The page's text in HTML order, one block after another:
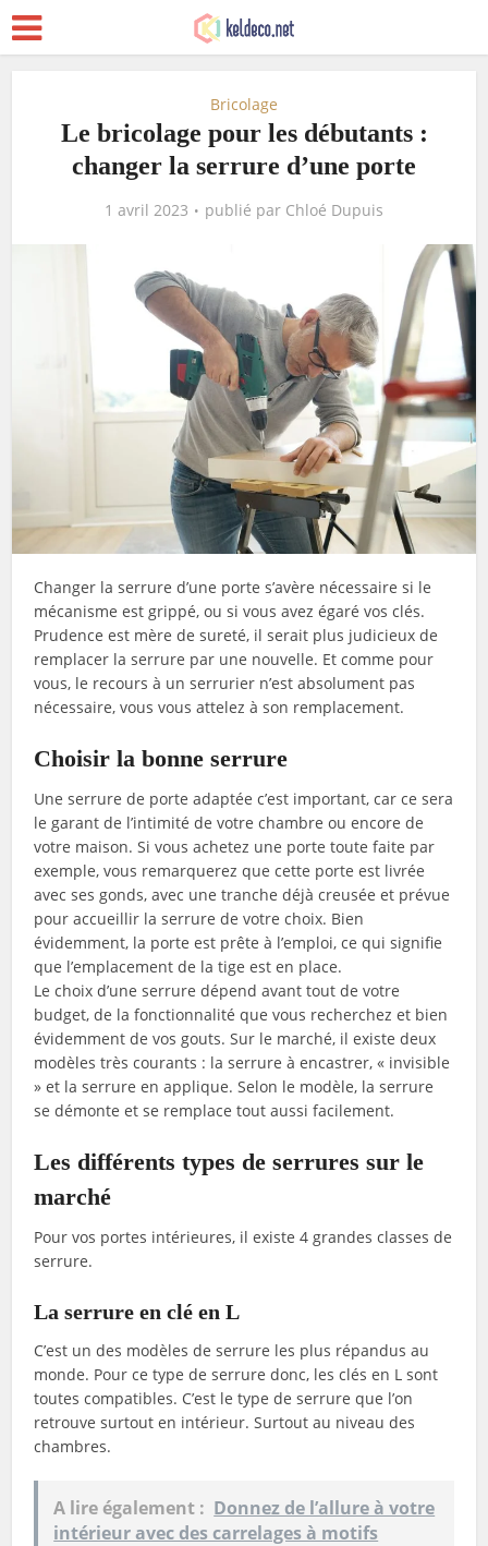
Bricolage
Le bricolage pour les débutants :
changer la serrure d’une porte
1 avril 2023 publié par Chloé Dupuis
Changer la serrure d’une porte s’avère nécessaire si le
mécanisme est grippé, ou si vous avez égaré vos clés.
Prudence est mère de sureté, il serait plus judicieux de
remplacer la serrure par une nouvelle. Et comme pour
vous, le recours à un serrurier n’est absolument pas
nécessaire, vous vous attelez à son remplacement.
Choisir la bonne serrure
Une serrure de porte adaptée c’est important, car ce sera
le garant de l’intimité de votre chambre ou encore de
votre maison. Si vous achetez une porte toute faite par
exemple, vous remarquerez que cette porte est livrée
avec ses gonds, avec une tranche déjà creusée et prévue
pour accueillir la serrure de votre choix. Bien
évidemment, la porte est prête à l’emploi, ce qui signifie
que l’emplacement de la tige est en place.
Le choix d’une serrure dépend avant tout de votre
budget, de la fonctionnalité que vous recherchez et bien
évidemment de vos gouts. Sur le marché, il existe deux
modèles très courants : la serrure à encastrer, « invisible
» et la serrure en applique. Selon le modèle, la serrure
se démonte et se remplace tout aussi facilement.
Les différents types de serrures sur le
marché
Pour vos portes intérieures, il existe 4 grandes classes de
serrure.
La serrure en clé en L
C’est un des modèles de serrure les plus répandus au
monde. Pour ce type de serrure donc, les clés en L sont
toutes compatibles. C’est le type de serrure que l’on
retrouve surtout en intérieur. Surtout au niveau des
chambres.
A lire également : Donnez de l’allure à votre
intérieur avec des carrelages à motifs